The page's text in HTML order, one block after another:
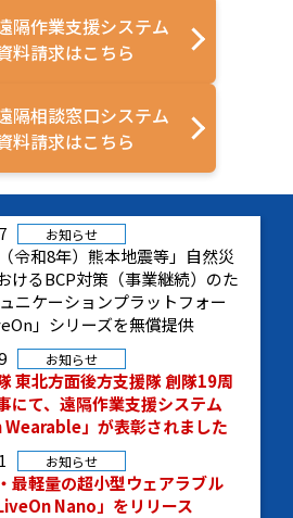
隔作業支援システム
料請求はこちら
隔相談窓口システム
料請求はこちら
お知らせ
（令和8年）熊本地震等」自然災
けるBCP対策（事業継続）のた
ニケーションプラットフォー
」シリーズを無償提供
お知らせ
東北方面後方支援隊 創隊19周
にて、遠隔作業支援システム
Wearable」が表彰されました
お知らせ
最軽量の超小型ウェアラブル
Nano」をリリース